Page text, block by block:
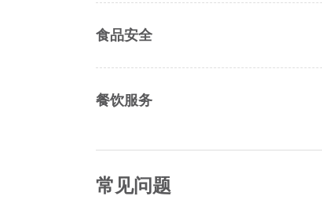
食品安全
餐饮服务
常见问题